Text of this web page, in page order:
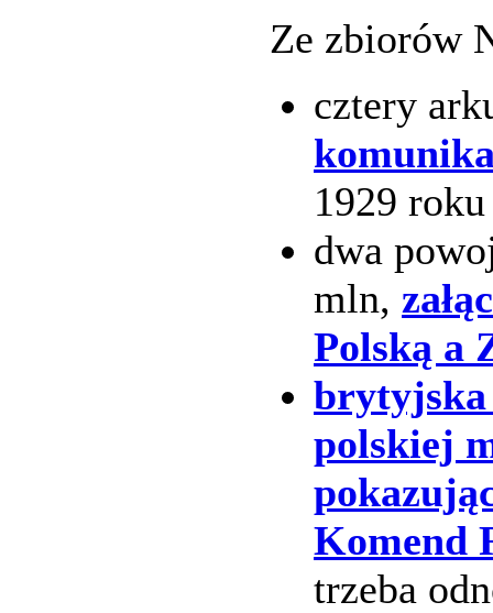
Ze zbiorów
cztery
1929
dwa
mln,
Polską a
brytyjska
polskiej
Komend
trzeba